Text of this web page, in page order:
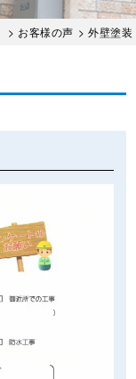
> お客様の声 > 外壁塗